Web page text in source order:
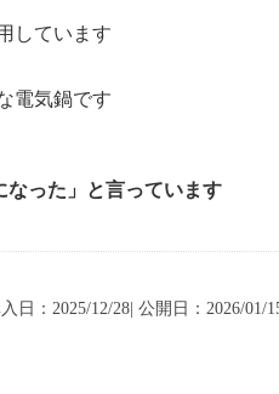
しています
電気鍋です
なった」と言っています
日：2025/12/28| 公開日：2026/01/15